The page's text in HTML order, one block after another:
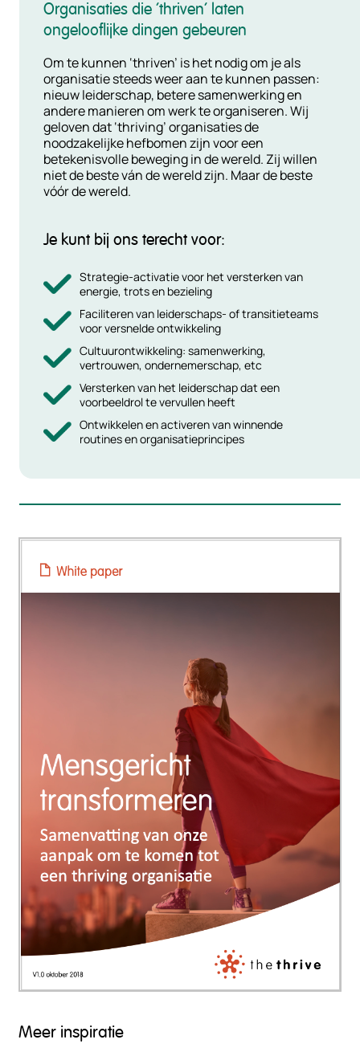
Organisaties die ‘thriven’ laten
ongelooflijke dingen gebeuren
Om te kunnen ‘thriven’ is het nodig om je als
organisatie steeds weer aan te kunnen passen:
nieuw leiderschap, betere samenwerking en
andere manieren om werk te organiseren. Wij
geloven dat ‘thriving’ organisaties de
noodzakelijke hefbomen zijn voor een
betekenisvolle beweging in de wereld. Zij willen
niet de beste ván de wereld zijn. Maar de beste
vóór de wereld.
Je kunt bij ons terecht voor:
Strategie-activatie voor het versterken van
energie, trots en bezieling
Faciliteren van leiderschaps- of transitieteams
voor versnelde ontwikkeling
Cultuurontwikkeling: samenwerking,
vertrouwen, ondernemerschap, etc
Versterken van het leiderschap dat een
voorbeeldrol te vervullen heeft
Ontwikkelen en activeren van winnende
routines en organisatieprincipes
Meer inspiratie